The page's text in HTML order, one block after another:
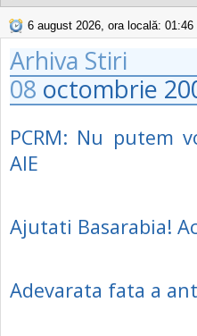
6 august 2026, ora locală: 01:46
Arhiva Stiri
08 octombrie
PCRM: Nu putem
AIE
Ajutati Basarabia!
Adevarata fata a